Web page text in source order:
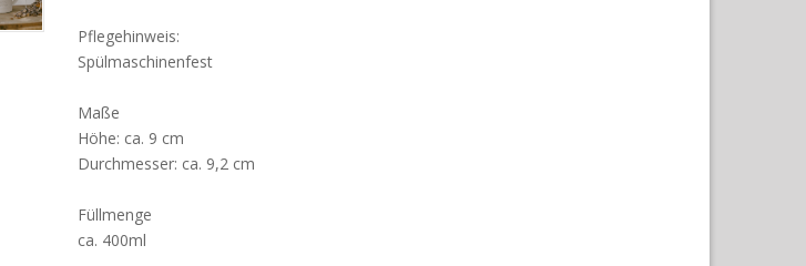
Pflegehinweis:
Spülmaschinenfest
Maße
Höhe: ca. 9 cm
Durchmesser: ca. 9,2 cm
Füllmenge
ca. 400ml